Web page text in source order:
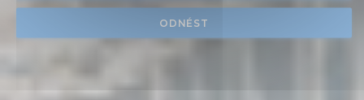
ODNÉST